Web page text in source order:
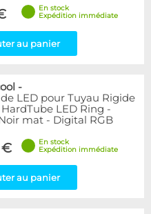
7
9
15
5
40
En stock
Expédition immédiate
au panier
-
LED pour Tuyau Rigide
LED Ring -
mat - Digital RGB
€
En stock
Expédition immédiate
au panier